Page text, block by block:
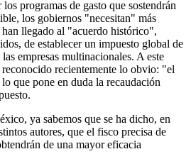
programas de gasto que sostendrán
los gobiernos "necesitan" más
llegado al "acuerdo histórico",
de establecer un impuesto global de
empresas multinacionales. A este
recientemente lo obvio: "el
que pone en duda la recaudación
ya sabemos que se ha dicho, en
autores, que el fisco precisa de
de una mayor eficacia